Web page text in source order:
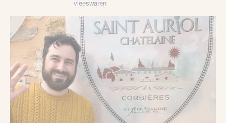
vleeswaren